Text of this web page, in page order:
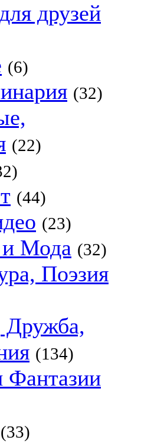
друзей
(6)
(32)
(22)
(44)
(23)
и Мода (32)
Поэзия
(134)
(33)